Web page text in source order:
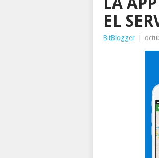
EL
BitBlogger